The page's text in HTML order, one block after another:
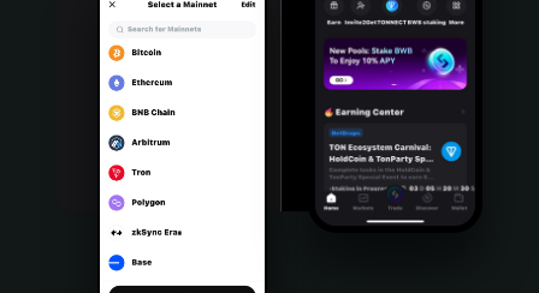
Português (Portugal)
Bahasa Indonesia
Português (Brasil)